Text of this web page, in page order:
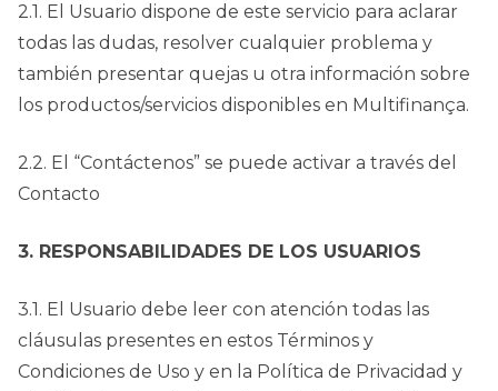
2.1. El Usuario dispone de este servicio para aclarar
todas las dudas, resolver cualquier problema y
también presentar quejas u otra información sobre
los productos/servicios disponibles en Multifinança.
2.2. El “Contáctenos” se puede activar a través del
Contacto
3. RESPONSABILIDADES DE LOS USUARIOS
3.1. El Usuario debe leer con atención todas las
cláusulas presentes en estos Términos y
Condiciones de Uso y en la Política de Privacidad y